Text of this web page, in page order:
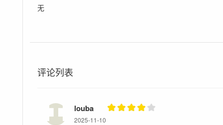
无
评论列表
louba
2025-11-10